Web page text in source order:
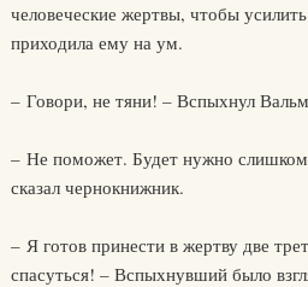
человеческие жертвы, чтобы
приходила ему на ум.
– Говори, не тяни! – Вспыхнул
– Не поможет. Будет нужно
сказал чернокнижник.
– Я готов принести в жертву две
спасуться! – Вспыхнувший было